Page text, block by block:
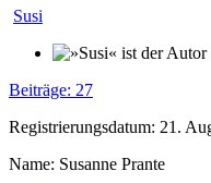
Susi
Beiträge: 27
Registrierungsdatum: 21.
Name: Susanne Prante